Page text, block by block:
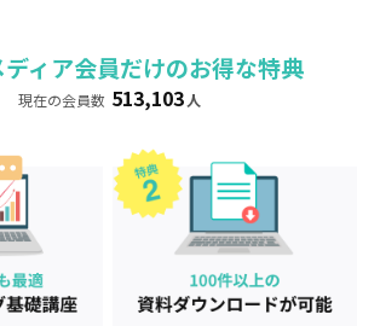
ィア会員だけのお得な特典
現在の会員数 513,103 人